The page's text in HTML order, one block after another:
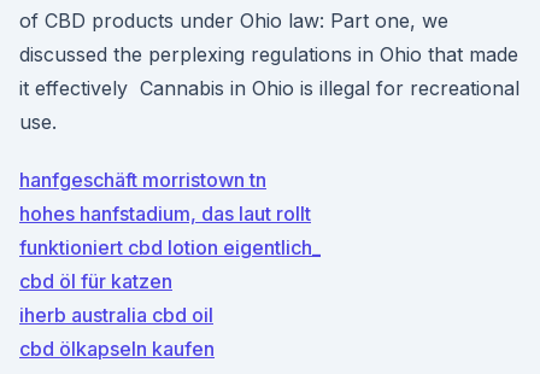
of CBD products under Ohio law: Part one, we
discussed the perplexing regulations in Ohio that made
it effectively Cannabis in Ohio is illegal for recreational
use.
hanfgeschäft morristown tn
hohes hanfstadium, das laut rollt
funktioniert cbd lotion eigentlich_
cbd öl für katzen
iherb australia cbd oil
cbd ölkapseln kaufen